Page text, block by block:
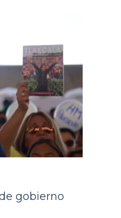
gobierno